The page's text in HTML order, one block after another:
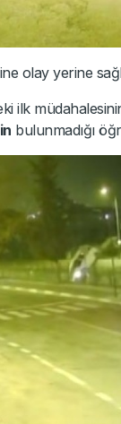
olay yerine
ilk
bulunmadığı